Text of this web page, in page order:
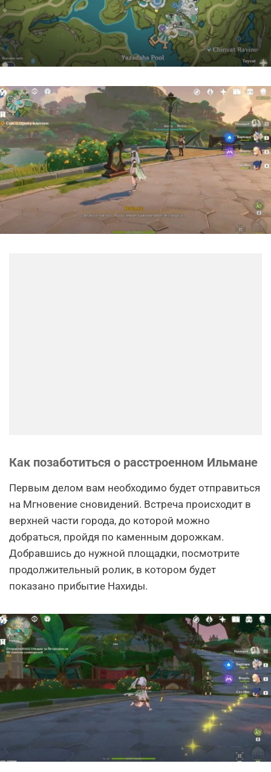
Как позаботиться о расстроенном Ильмане
Первым делом вам необходимо будет отправиться
на Мгновение сновидений. Встреча происходит в
верхней части города, до которой можно
добраться, пройдя по каменным дорожкам.
Добравшись до нужной площадки, посмотрите
продолжительный ролик, в котором будет
показано прибытие Нахиды.